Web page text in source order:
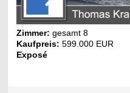
Zimmer: gesamt 8
Kaufpreis: 599.000 EUR
Exposé